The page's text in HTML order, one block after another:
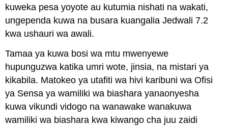
kuweka pesa yoyote au kutumia nishati na wakati,
ungependa kuwa na busara kuangalia Jedwali 7.2
kwa ushauri wa awali.
Tamaa ya kuwa bosi wa mtu mwenyewe
hupunguzwa katika umri wote, jinsia, na mistari ya
kikabila. Matokeo ya utafiti wa hivi karibuni wa Ofisi
ya Sensa ya wamiliki wa biashara yanaonyesha
kuwa vikundi vidogo na wanawake wanakuwa
wamiliki wa biashara kwa kiwango cha juu zaidi